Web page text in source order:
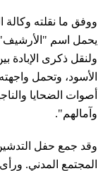
ووفق ما نقلته
يحمل اسم "الأرشيف"
ولنقل ذكرى الإبادة
الأسود، وتحمل
أصوات الضحايا
وآمالهم".
وقد جمع حفل
المجتمع المدني.